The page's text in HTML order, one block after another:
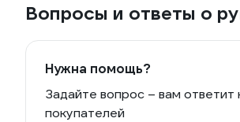
Вопросы и ответы о
Нужна помощь?
Задайте вопрос – вам
покупателей